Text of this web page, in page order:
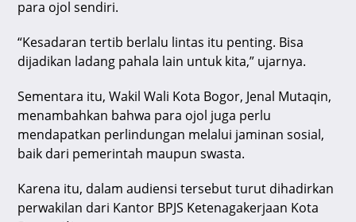
para ojol sendiri.
“Kesadaran tertib berlalu lintas itu penting. Bisa
dijadikan ladang pahala lain untuk kita,” ujarnya.
Sementara itu, Wakil Wali Kota Bogor, Jenal Mutaqin,
menambahkan bahwa para ojol juga perlu
mendapatkan perlindungan melalui jaminan sosial,
baik dari pemerintah maupun swasta.
Karena itu, dalam audiensi tersebut turut dihadirkan
perwakilan dari Kantor BPJS Ketenagakerjaan Kota